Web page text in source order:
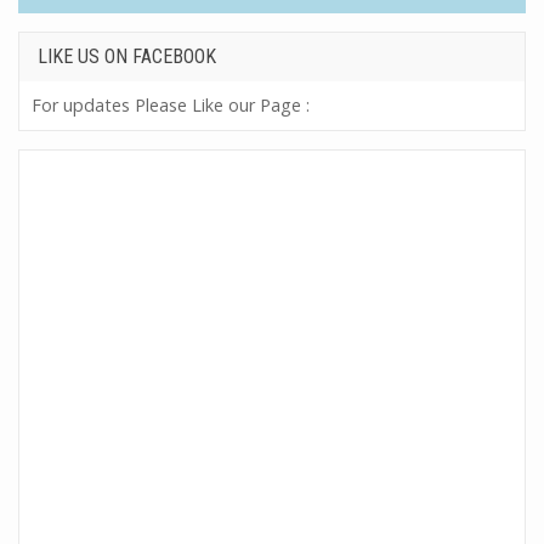
LIKE US ON FACEBOOK
For updates Please Like our Page :